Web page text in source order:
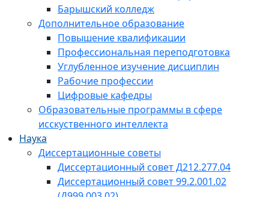
Барышский колледж
Дополнительное образование
Повышение квалификации
Профессиональная переподготовка
Углубленное изучение дисциплин
Рабочие профессии
Цифровые кафедры
Образовательные программы в сфере
исскуственного интеллекта
Наука
Диссертационные советы
Диссертационный совет Д212.277.04
Диссертационный совет 99.2.001.02